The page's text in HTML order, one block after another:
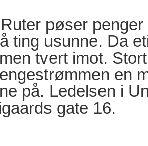
pøser
ting usunne. Da
tvert imot.
en
på. Ledelsen i
gate 16.